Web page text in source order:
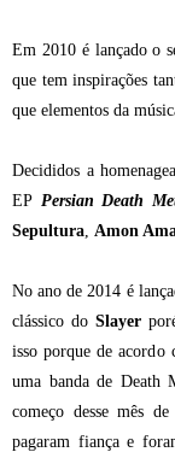
Em 2010 é lançado o
que tem inspirações
que elementos da
Decididos a
EP Persian Death
Sepultura Amon
No ano de 2014 é
clássico do Slayer
isso porque de
uma banda de Death
começo desse mês
pagaram fiança e